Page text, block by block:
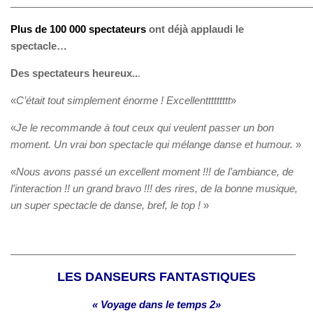
Plus de 100 000 spectateurs ont déjà applaudi le
spectacle…
Des spectateurs heureux...
«C’était tout simplement énorme ! Excellenttttttttt»
«Je le recommande à tout ceux qui veulent passer un bon
moment. Un vrai bon spectacle qui mélange danse et humour. »
«Nous avons passé un excellent moment !!! de l’ambiance, de
l’interaction !! un grand bravo !!! des rires, de la bonne musique,
un super spectacle de danse, bref, le top ! »
LES DANSEURS FANTASTIQUES
« Voyage dans le temps 2»